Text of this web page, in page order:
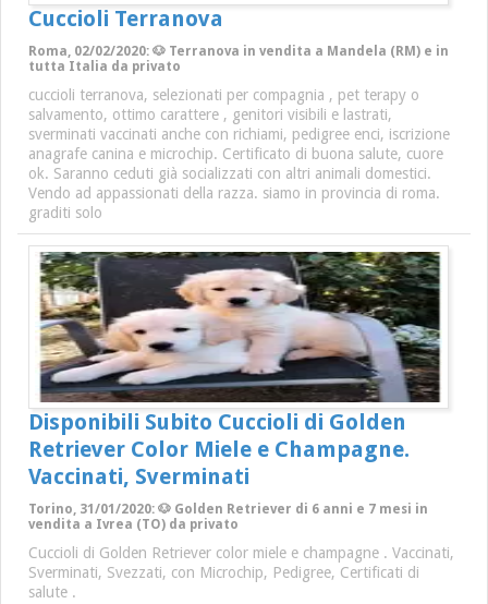
Cuccioli Terranova
Roma, 02/02/2020: 🐶 Terranova in vendita a Mandela (RM) e in
tutta Italia da privato
cuccioli terranova, selezionati per compagnia , pet terapy o
salvamento, ottimo carattere , genitori visibili e lastrati,
sverminati vaccinati anche con richiami, pedigree enci, iscrizione
anagrafe canina e microchip. Certificato di buona salute, cuore
ok. Saranno ceduti già socializzati con altri animali domestici.
Vendo ad appassionati della razza. siamo in provincia di roma.
graditi solo
Disponibili Subito Cuccioli di Golden
Retriever Color Miele e Champagne.
Vaccinati, Sverminati
Torino, 31/01/2020: 🐶 Golden Retriever di 6 anni e 7 mesi in
vendita a Ivrea (TO) da privato
Cuccioli di Golden Retriever color miele e champagne . Vaccinati,
Sverminati, Svezzati, con Microchip, Pedigree, Certificati di
salute .